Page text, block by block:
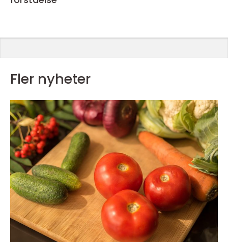
Fler nyheter